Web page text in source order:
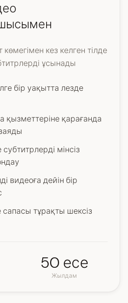
кез келген тілде
ұсынады
бір уақытта лезде
қызметтеріне қарағанда
мінсіз
видеоға дейін бір
тұрақты шексіз
50 есе
Жылдам